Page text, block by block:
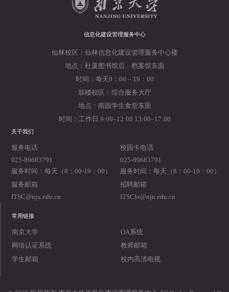
信息化建设管理服务中心
仙林校区：仙林信息化建设管理服务中心楼
地点：杜厦图书馆后、档案馆东面
时间：每天8：00 – 19：00
鼓楼校区：综合服务大厅
地点：南园学生食堂东面
时间：工作日 9:00–12:00 13:00–17:00
关于我们
服务电话
025-89683791
服务时间：每天（8：00-19：00）
校园卡电话
025-89683791
服务时间：每天（8：00-19：00）
服务邮箱
ITSC@nju.edu.cn
招聘邮箱
ITSChr@nju.edu.cn
常用链接
南京大学
OA系统
网络认证系统
教师邮箱
学生邮箱
校内高清电视